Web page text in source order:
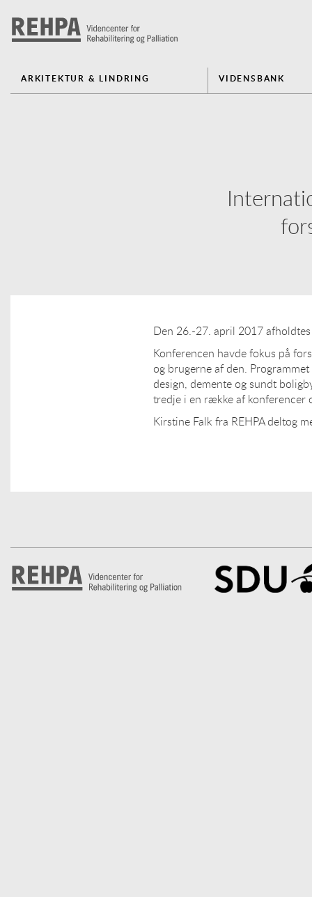
ARKITEKTUR & LINDRING VIDENSBANK
Den 26.-27. april 2017
Konferencen havde fokus på
og brugerne af den.
design, demente og sundt
tredje i en række af konferencer
Kirstine Falk fra REHPA deltog